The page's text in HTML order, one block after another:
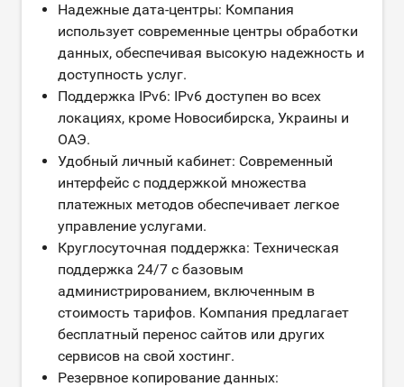
Надежные дата-центры: Компания
использует современные центры обработки
данных, обеспечивая высокую надежность и
доступность услуг.
Поддержка IPv6: IPv6 доступен во всех
локациях, кроме Новосибирска, Украины и
ОАЭ.
Удобный личный кабинет: Современный
интерфейс с поддержкой множества
платежных методов обеспечивает легкое
управление услугами.
Круглосуточная поддержка: Техническая
поддержка 24/7 с базовым
администрированием, включенным в
стоимость тарифов. Компания предлагает
бесплатный перенос сайтов или других
сервисов на свой хостинг.
Резервное копирование данных: